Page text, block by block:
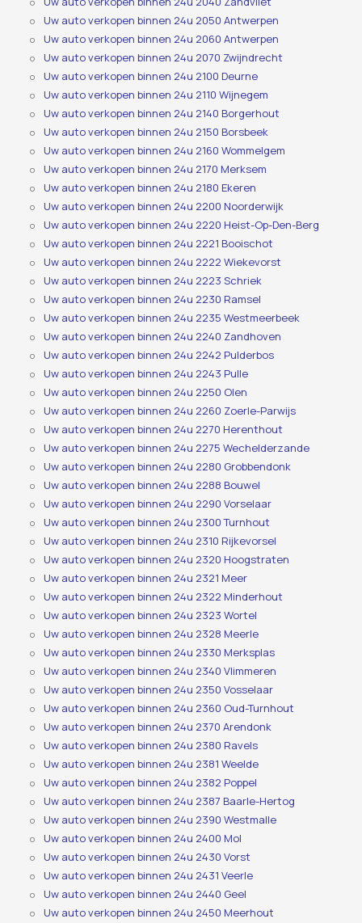
Uw auto verkopen binnen 24u 2050 Antwerpen
Uw auto verkopen binnen 24u 2060 Antwerpen
Uw auto verkopen binnen 24u 2070 Zwijndrecht
Uw auto verkopen binnen 24u 2100 Deurne
Uw auto verkopen binnen 24u 2110 Wijnegem
Uw auto verkopen binnen 24u 2140 Borgerhout
Uw auto verkopen binnen 24u 2150 Borsbeek
Uw auto verkopen binnen 24u 2160 Wommelgem
Uw auto verkopen binnen 24u 2170 Merksem
Uw auto verkopen binnen 24u 2180 Ekeren
Uw auto verkopen binnen 24u 2200 Noorderwijk
Uw auto verkopen binnen 24u 2220 Heist-Op-Den-Berg
Uw auto verkopen binnen 24u 2221 Booischot
Uw auto verkopen binnen 24u 2222 Wiekevorst
Uw auto verkopen binnen 24u 2223 Schriek
Uw auto verkopen binnen 24u 2230 Ramsel
Uw auto verkopen binnen 24u 2235 Westmeerbeek
Uw auto verkopen binnen 24u 2240 Zandhoven
Uw auto verkopen binnen 24u 2242 Pulderbos
Uw auto verkopen binnen 24u 2243 Pulle
Uw auto verkopen binnen 24u 2250 Olen
Uw auto verkopen binnen 24u 2260 Zoerle-Parwijs
Uw auto verkopen binnen 24u 2270 Herenthout
Uw auto verkopen binnen 24u 2275 Wechelderzande
Uw auto verkopen binnen 24u 2280 Grobbendonk
Uw auto verkopen binnen 24u 2288 Bouwel
Uw auto verkopen binnen 24u 2290 Vorselaar
Uw auto verkopen binnen 24u 2300 Turnhout
Uw auto verkopen binnen 24u 2310 Rijkevorsel
Uw auto verkopen binnen 24u 2320 Hoogstraten
Uw auto verkopen binnen 24u 2321 Meer
Uw auto verkopen binnen 24u 2322 Minderhout
Uw auto verkopen binnen 24u 2323 Wortel
Uw auto verkopen binnen 24u 2328 Meerle
Uw auto verkopen binnen 24u 2330 Merksplas
Uw auto verkopen binnen 24u 2340 Vlimmeren
Uw auto verkopen binnen 24u 2350 Vosselaar
Uw auto verkopen binnen 24u 2360 Oud-Turnhout
Uw auto verkopen binnen 24u 2370 Arendonk
Uw auto verkopen binnen 24u 2380 Ravels
Uw auto verkopen binnen 24u 2381 Weelde
Uw auto verkopen binnen 24u 2382 Poppel
Uw auto verkopen binnen 24u 2387 Baarle-Hertog
Uw auto verkopen binnen 24u 2390 Westmalle
Uw auto verkopen binnen 24u 2400 Mol
Uw auto verkopen binnen 24u 2430 Vorst
Uw auto verkopen binnen 24u 2431 Veerle
Uw auto verkopen binnen 24u 2440 Geel
Uw auto verkopen binnen 24u 2450 Meerhout